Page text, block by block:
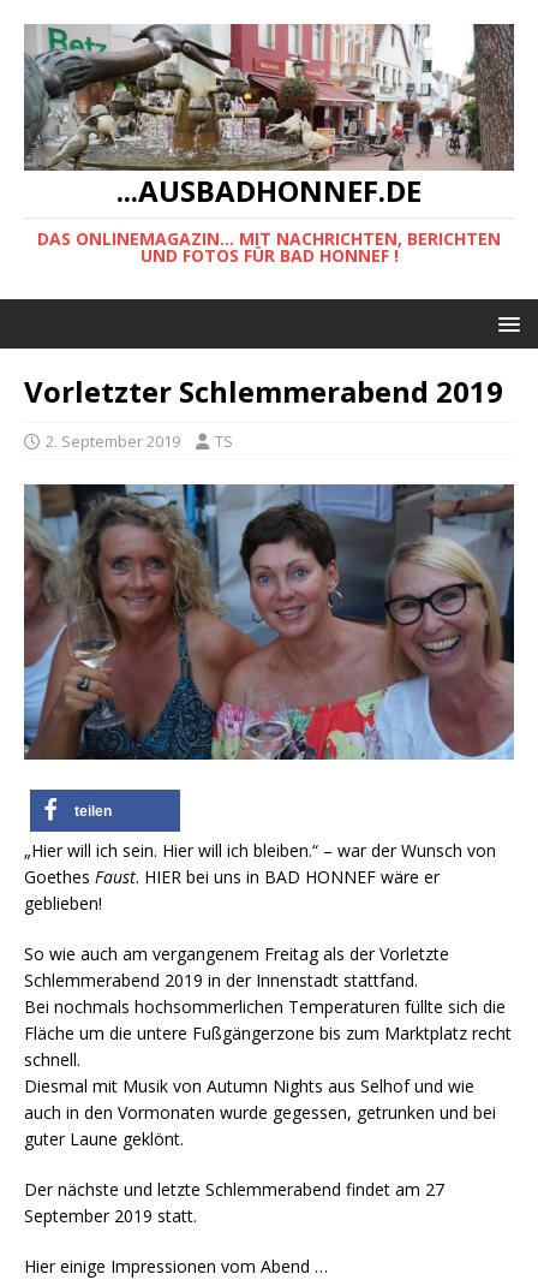
...AUSBADHONNEF.DE
DAS ONLINEMAGAZIN... MIT NACHRICHTEN, BERICHTEN
UND FOTOS FÜR BAD HONNEF !
Vorletzter Schlemmerabend 2019
2. September 2019 TS
teilen
„Hier will ich sein. Hier will ich bleiben.“ – war der Wunsch von
Goethes Faust. HIER bei uns in BAD HONNEF wäre er
geblieben!
So wie auch am vergangenem Freitag als der Vorletzte
Schlemmerabend 2019 in der Innenstadt stattfand.
Bei nochmals hochsommerlichen Temperaturen füllte sich die
Fläche um die untere Fußgängerzone bis zum Marktplatz recht
schnell.
Diesmal mit Musik von Autumn Nights aus Selhof und wie
auch in den Vormonaten wurde gegessen, getrunken und bei
guter Laune geklönt.
Der nächste und letzte Schlemmerabend findet am 27
September 2019 statt.
Hier einige Impressionen vom Abend …